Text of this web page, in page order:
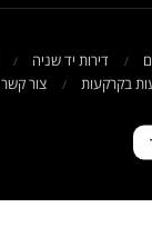
דירות יד שניה
בקרקעות צור קשר